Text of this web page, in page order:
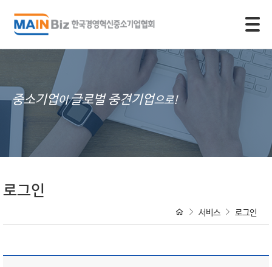
중소기업이글로벌 중견기업으로!
로그인
서비스 로그인